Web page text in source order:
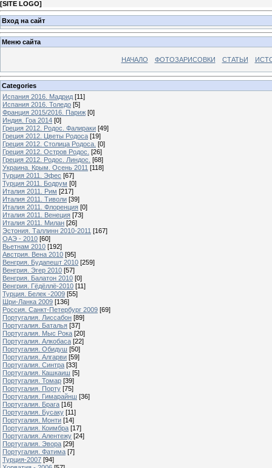
[SITE LOGO]
Вход на сайт
Меню сайта
НАЧАЛО ФОТОЗАРИСОВКИ СТАТЬИ
Categories
Испания 2016. Мадрид [11]
Испания 2016. Толедо [5]
Франция 2015/2016. Париж [0]
Индия. Гоа 2014 [0]
Греция 2012. Родос. Фалираки [49]
Греция 2012. Цветы Родоса [19]
Греция 2012. Столица Родоса. [0]
Греция 2012. Остров Родос. [26]
Греция 2012. Родос. Линдос. [68]
Украина. Крым. Осень 2011 [118]
Турция 2011. Эфес [67]
Турция 2011. Бодрум [0]
Италия 2011. Рим [217]
Италия 2011. Тиволи [39]
Италия 2011. Флоренция [0]
Италия 2011. Венеция [73]
Италия 2011. Милан [26]
Эстония. Таллинн 2010-2011 [167]
ОАЭ - 2010 [60]
Вьетнам 2010 [192]
Австрия. Вена 2010 [95]
Венгрия. Будапешт 2010 [259]
Венгрия. Эгер 2010 [57]
Венгрия. Балатон 2010 [0]
Венгрия. Гёдёллё-2010 [11]
Турция. Белек -2009 [55]
Шри-Ланка 2009 [136]
Россия. Санкт-Петербург 2009 [69]
Португалия. Лиссабон [89]
Португалия. Баталья [37]
Португалия. Мыс Рока [20]
Португалия. Алкобаса [22]
Португалия. Обидуш [50]
Португалия. Алгарви [59]
Португалия. Синтра [33]
Португалия. Кашкаиш [5]
Португалия. Томар [39]
Португалия. Порту [75]
Португалия. Гимарайнш [36]
Португалия. Брага [16]
Португалия. Бусаку [11]
Португалия. Монти [14]
Португалия. Коимбра [17]
Португалия. Алентежу [24]
Португалия. Эвора [29]
Португалия. Фатима [7]
Турция-2007 [94]